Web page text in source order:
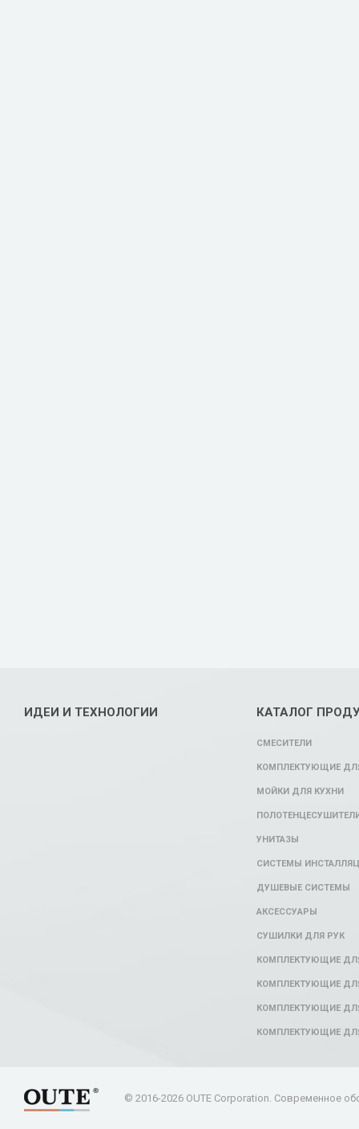
ИДЕИ И ТЕХНОЛОГИИ КАТАЛОГ
СМЕСИТЕЛИ
КОМПЛЕКТУЮЩИЕ
МОЙКИ ДЛЯ КУХНИ
УНИТАЗЫ
СИСТЕМЫ
ДУШЕВЫЕ СИСТЕМЫ
АКСЕССУАРЫ
СУШИЛКИ ДЛЯ РУК
КОМПЛЕКТУЮЩИЕ
КОМПЛЕКТУЮЩИЕ
КОМПЛЕКТУЮЩИЕ
КОМПЛЕКТУЮЩИЕ
© 2016-2026 OUTE Corporation. Современное